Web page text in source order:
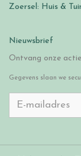
Zoersel: Huis &
Nieuwsbrief
Ontvang onze
Gegevens slaan we